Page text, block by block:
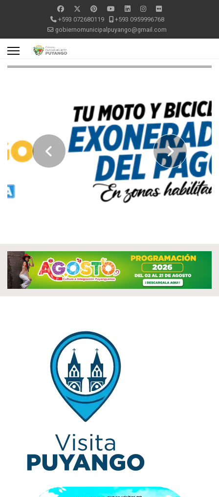
+593 072680119
+593 0959996768
gobiernomunicipalpuyango@gmail.com